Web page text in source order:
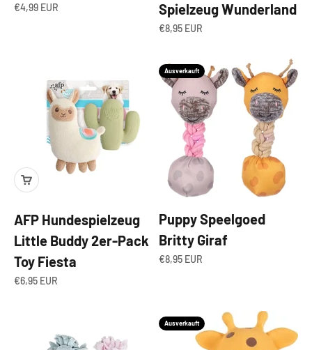
Angebot
€4,99 EUR
Spielzeug Wunderland
Angebot
€8,95 EUR
AFP Hundespielzeug
Little Buddy 2er-Pack
Toy Fiesta
Angebot
€6,95 EUR
Ausverkauft
Puppy Speelgoed
Britty Giraf
Angebot
€8,95 EUR
Ausverkauft